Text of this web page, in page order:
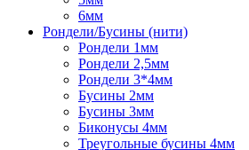
6мм
Рондели/Бусины (нити)
Рондели 1мм
Рондели 2,5мм
Рондели 3*4мм
Бусины 2мм
Бусины 3мм
Биконусы 4мм
Треугольные бусины 4мм